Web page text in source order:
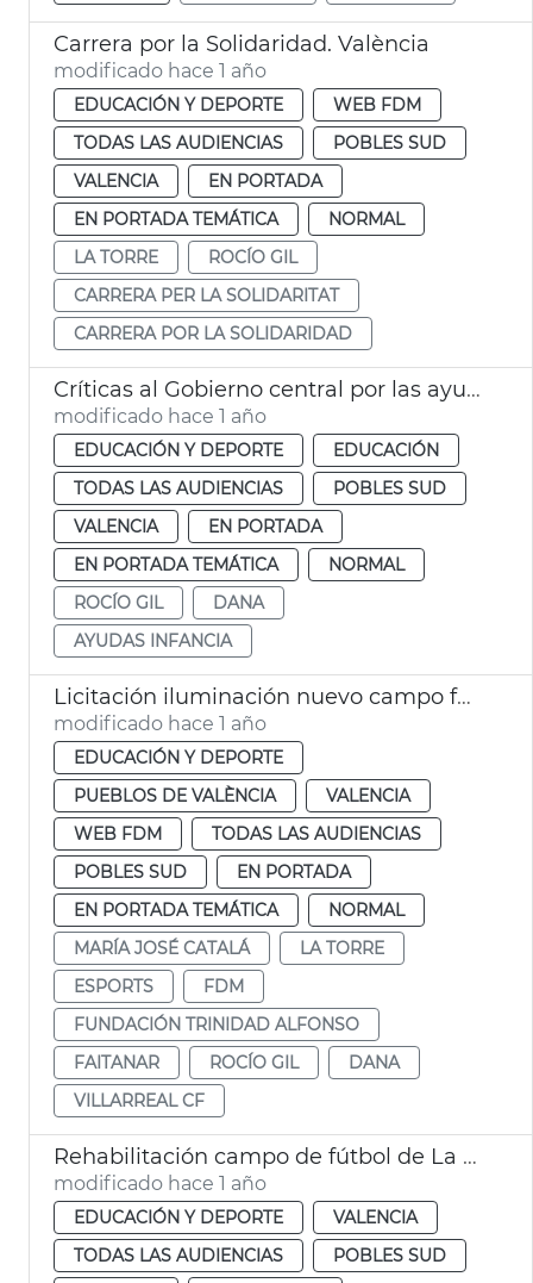
Carrera por la Solidaridad. València
modificado hace 1 año
EDUCACIÓN Y DEPORTE
WEB FDM
TODAS LAS AUDIENCIAS
POBLES SUD
VALENCIA
EN PORTADA
EN PORTADA TEMÁTICA
NORMAL
LA TORRE
ROCÍO GIL
CARRERA PER LA SOLIDARITAT
CARRERA POR LA SOLIDARIDAD
Críticas al Gobierno central por las ayudas a la infancia afectada por la dana. València
modificado hace 1 año
EDUCACIÓN Y DEPORTE
EDUCACIÓN
TODAS LAS AUDIENCIAS
POBLES SUD
VALENCIA
EN PORTADA
EN PORTADA TEMÁTICA
NORMAL
ROCÍO GIL
DANA
AYUDAS INFANCIA
Licitación iluminación nuevo campo fútbol municipal La Torre
modificado hace 1 año
EDUCACIÓN Y DEPORTE
PUEBLOS DE VALÈNCIA
VALENCIA
WEB FDM
TODAS LAS AUDIENCIAS
POBLES SUD
EN PORTADA
EN PORTADA TEMÁTICA
NORMAL
MARÍA JOSÉ CATALÁ
LA TORRE
ESPORTS
FDM
FUNDACIÓN TRINIDAD ALFONSO
FAITANAR
ROCÍO GIL
DANA
VILLARREAL CF
Rehabilitación campo de fútbol de La Torre
modificado hace 1 año
EDUCACIÓN Y DEPORTE
VALENCIA
TODAS LAS AUDIENCIAS
POBLES SUD